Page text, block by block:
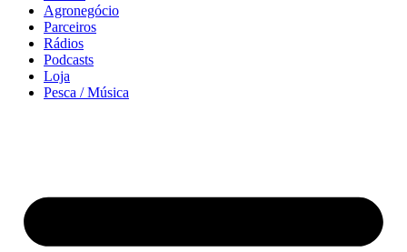
Agronegócio
Parceiros
Rádios
Podcasts
Loja
Pesca / Música